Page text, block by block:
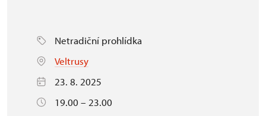
Netradiční prohlídka
Veltrusy
23. 8. 2025
19.00 – 23.00